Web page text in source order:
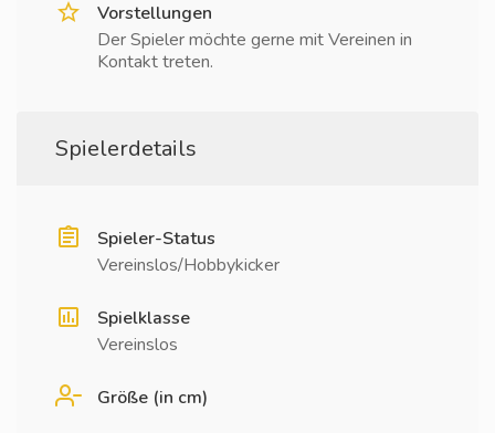
Vorstellungen
Der Spieler möchte gerne mit Vereinen in
Kontakt treten.
Spielerdetails
Spieler-Status
Vereinslos/Hobbykicker
Spielklasse
Vereinslos
Größe (in cm)